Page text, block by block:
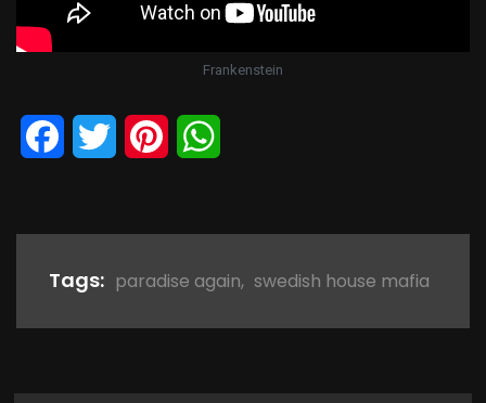
Frankenstein
Facebook
Twitter Pinterest
Tags: paradise again, swedish house mafia